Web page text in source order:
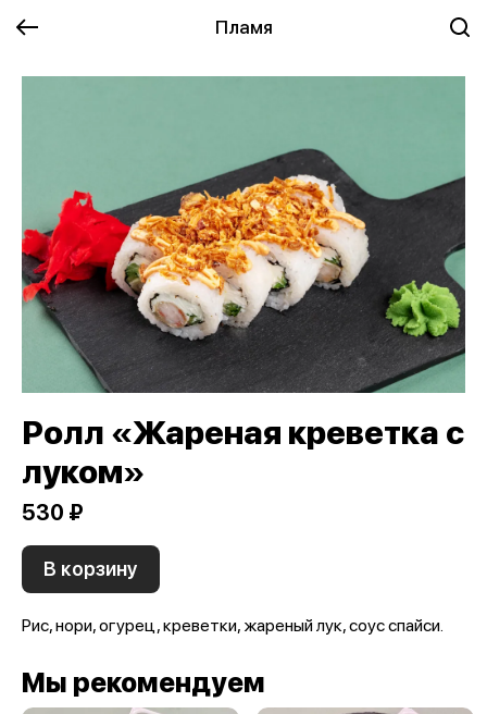
Пламя
Ролл «Жареная креветка с
луком»
530 ₽
В корзину
Рис, нори, огурец, креветки, жареный лук, соус спайси.
Мы рекомендуем